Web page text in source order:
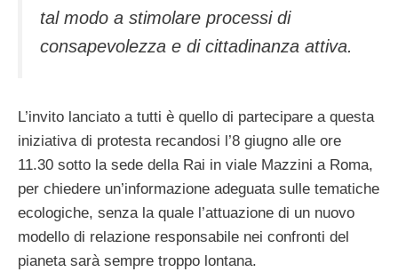
tal modo a stimolare processi di
consapevolezza e di cittadinanza attiva.
L’invito lanciato a tutti è quello di partecipare a questa
iniziativa di protesta recandosi l’8 giugno alle ore
11.30 sotto la sede della Rai in viale Mazzini a Roma,
per chiedere un’informazione adeguata sulle tematiche
ecologiche, senza la quale l’attuazione di un nuovo
modello di relazione responsabile nei confronti del
pianeta sarà sempre troppo lontana.